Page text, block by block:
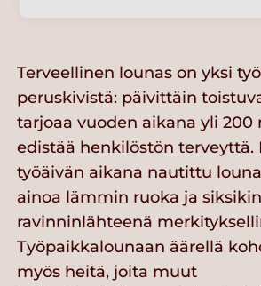
Terveellinen lounas on yksi
peruskivistä: päivittäin
tarjoaa vuoden aikana yli
edistää henkilöstön terveyttä.
työäivän aikana nautittu
ainoa lämmin ruoka ja siksikin
ravinninlähteenä
Työpaikkalounaan äärellä
myös heitä, joita muut